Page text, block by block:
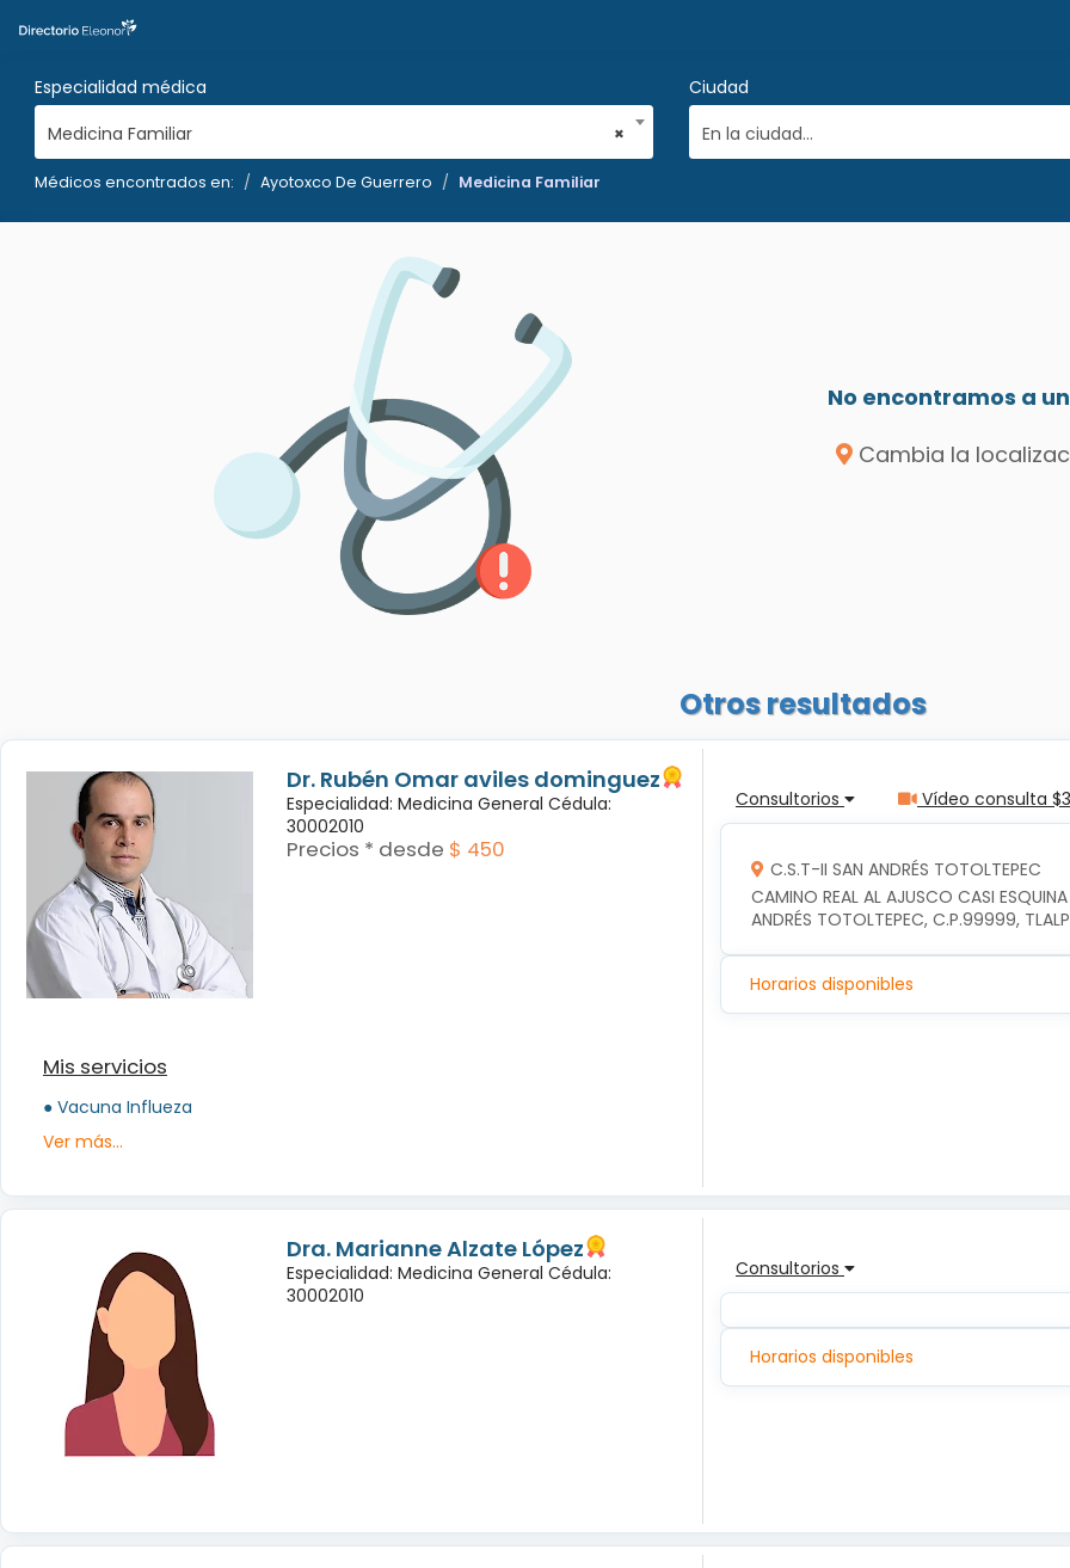
Especialidad médica
×
Medicina Familiar
Ciudad
En la ciudad...
Médicos encontrados en: Ayotoxco De Guerrero Medicina Familiar
No encontramos a
Cambia la
Otros resultados
Dr. Rubén Omar aviles dominguez
Especialidad: Medicina General Cédula:
30002010
Precios * desde $ 450
Mis servicios
● Vacuna Influeza
Ver más...
Consultorios Vídeo consulta
C.S.T-II SAN ANDRÉS TOTOLTEPEC
CAMINO REAL AL AJUSCO CASI
ANDRÉS TOTOLTEPEC, C.P.99999,
Horarios disponibles
Dra. Marianne Alzate López
Especialidad: Medicina General Cédula:
30002010
Consultorios
Horarios disponibles